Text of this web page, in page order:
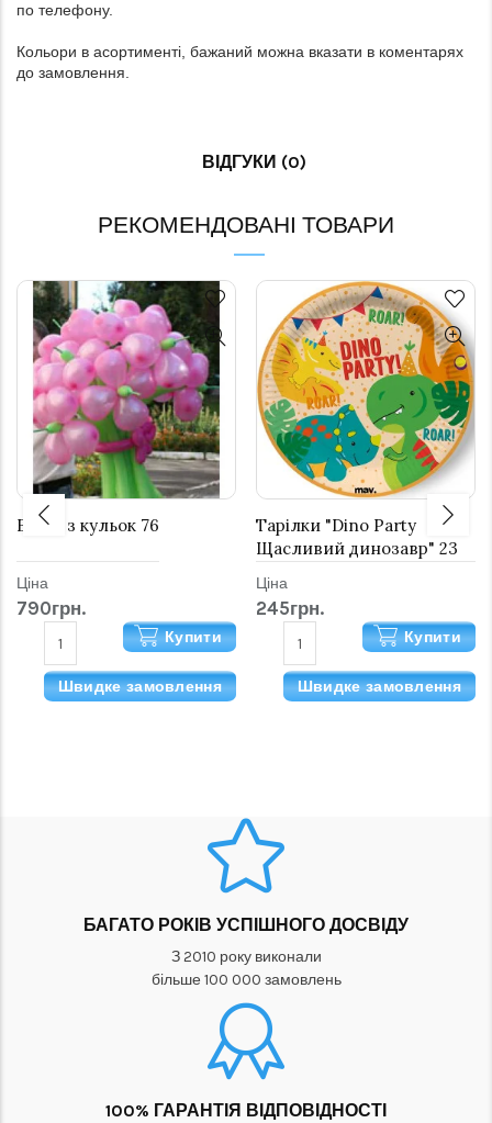
по телефону.
Кольори в асортименті, бажаний можна вказати в коментарях
до замовлення.
ВІДГУКИ (0)
РЕКОМЕНДОВАНІ ТОВАРИ
Букет з кульок 76
Ціна
790грн.
Купити
Швидке замовлення
Тарілки "Dino Party
Щасливий динозавр" 23
Ціна
245грн.
Купити
Швидке замовлення
БАГАТО РОКІВ УСПІШНОГО ДОСВІДУ
З 2010 року виконали
більше 100 000 замовлень
100% ГАРАНТІЯ ВІДПОВІДНОСТІ